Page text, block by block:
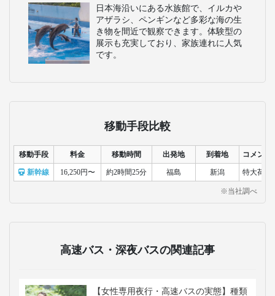
日本海沿いにある水族館で、イルカや
アザラシ、ペンギンなど多彩な海の生
き物を間近で観察できます。体験型の
展示も充実しており、家族連れに人気
です。
移動手段比較
移動手段 料金 移動時間 出発地 到着地 コメント
新幹線 16,250円〜 約2時間25分 福島 新潟 特大荷物
※当社調べ
高速バス・深夜バスの関連記事
【女性専用夜行・高速バスの実態】種類